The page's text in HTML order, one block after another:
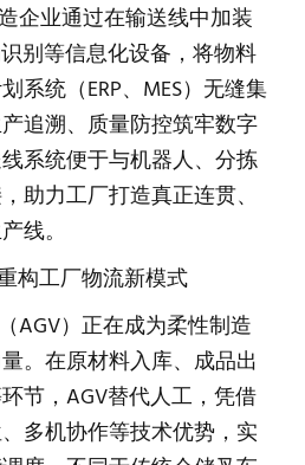
企业通过在输送线中加装
别等信息化设备，将物料
系统（ERP、MES）无缝集
追溯、质量防控筑牢数字
系统便于与机器人、分拣
助力工厂打造真正连贯、
线。
构工厂物流新模式
AGV）正在成为柔性制造
。在原材料入库、成品出
节，AGV替代人工，凭借
多机协作等技术优势，实